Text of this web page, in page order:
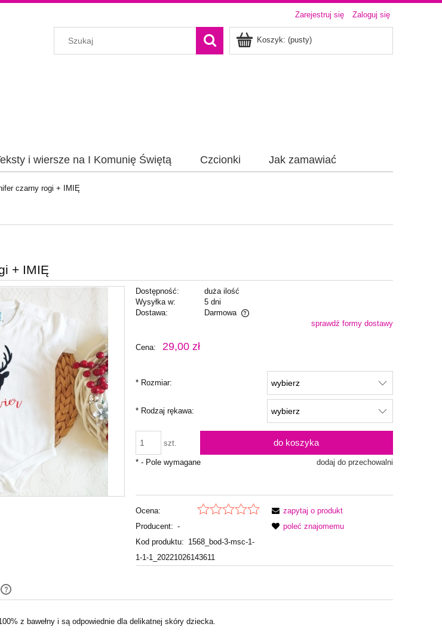
Zarejestruj się Zaloguj się
Koszyk: (pusty)
i wiersze na I Komunię Świętą Czcionki Jak zamawiać
czarny rogi + IMIĘ
+ IMIĘ
Dostępność:
duża ilość
Wysyłka w:
5 dni
Dostawa:
Darmowa
Cena nie zawiera ewentualnych kosztów
płatności
sprawdź formy dostawy
Cena: 29,00 zł
* Rozmiar:
* Rodzaj rękawa:
szt. do koszyka
dodaj do przechowalni
* - Pole wymagane
Ocena:
Producent: -
Kod produktu: 1568_bod-3-msc-1-
1-1-1_20221026143611
zapytaj o produkt
poleć znajomemu
Cena nie zawiera ewentualnych kosztów
z bawełny i są odpowiednie dla delikatnej skóry dziecka.